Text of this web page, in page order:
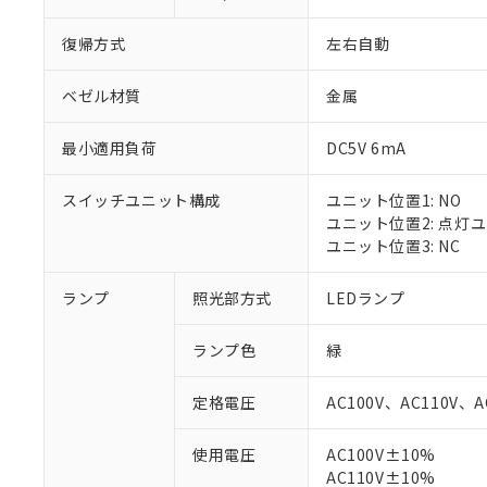
復帰方式 左右自動
ベゼル材質 金属
最小適用負荷 DC5V 6mA
スイッチユニット構成
ユニット位置1: NO
ユニット位置2: 点灯
ユニット位置3: NC
ランプ 照光部方式 LEDランプ
ランプ色 緑
定格電圧 AC100V、AC110V、
使用電圧
AC100V±10%
AC110V±10%
※1 対応状況